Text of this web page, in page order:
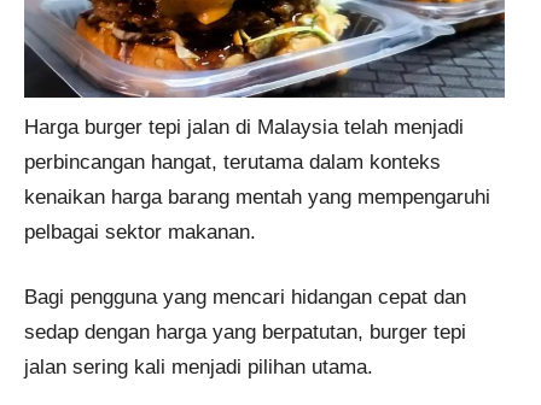
Harga burger tepi jalan di Malaysia telah menjadi
perbincangan hangat, terutama dalam konteks
kenaikan harga barang mentah yang mempengaruhi
pelbagai sektor makanan.
Bagi pengguna yang mencari hidangan cepat dan
sedap dengan harga yang berpatutan, burger tepi
jalan sering kali menjadi pilihan utama.